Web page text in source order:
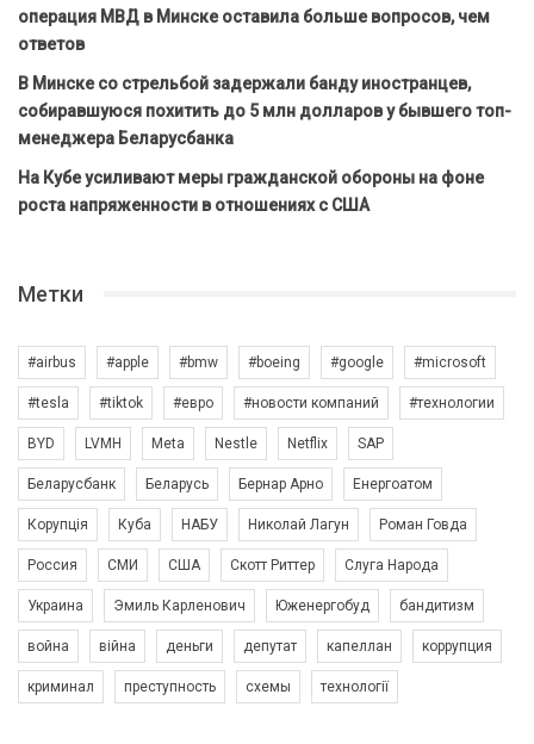
операция МВД в Минске оставила больше вопросов, чем
ответов
В Минске со стрельбой задержали банду иностранцев,
собиравшуюся похитить до 5 млн долларов у бывшего топ-
менеджера Беларусбанка
На Кубе усиливают меры гражданской обороны на фоне
роста напряженности в отношениях с США
Метки
#airbus #apple #bmw #boeing #google #microsoft
#tesla #tiktok #евро #новости компаний #технологии
BYD LVMH Meta Nestle Netflix SAP
Беларусбанк Беларусь Бернар Арно Енергоатом
Корупція Куба НАБУ Николай Лагун Роман Говда
Россия СМИ США Скотт Риттер Слуга Народа
Украина Эмиль Карленович Юженергобуд бандитизм
война війна деньги депутат капеллан коррупция
криминал преступность схемы технології